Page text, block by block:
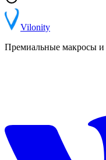
Vilonity
Премиальные макросы и